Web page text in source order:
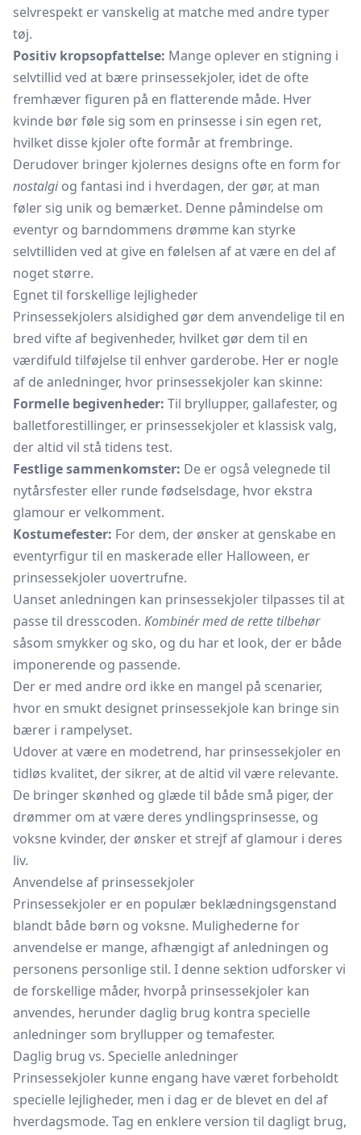
selvrespekt er vanskelig at matche med andre typer
tøj.
Positiv kropsopfattelse: Mange oplever en stigning i
selvtillid ved at bære prinsessekjoler, idet de ofte
fremhæver figuren på en flatterende måde. Hver
kvinde bør føle sig som en prinsesse i sin egen ret,
hvilket disse kjoler ofte formår at frembringe.
Derudover bringer kjolernes designs ofte en form for
nostalgiog fantasi ind i hverdagen, der gør, at man
føler sig unik og bemærket. Denne påmindelse om
eventyr og barndommens drømme kan styrke
selvtilliden ved at give en følelsen af at være en del af
noget større.
Egnet til forskellige lejligheder
Prinsessekjolers alsidighed gør dem anvendelige til en
bred vifte af begivenheder, hvilket gør dem til en
værdifuld tilføjelse til enhver garderobe. Her er nogle
af de anledninger, hvor prinsessekjoler kan skinne:
Formelle begivenheder: Til bryllupper, gallafester, og
balletforestillinger, er prinsessekjoler et klassisk valg,
der altid vil stå tidens test.
Festlige sammenkomster: De er også velegnede til
nytårsfester eller runde fødselsdage, hvor ekstra
glamour er velkomment.
Kostumefester: For dem, der ønsker at genskabe en
eventyrfigur til en maskerade eller Halloween, er
prinsessekjoler uovertrufne.
Uanset anledningen kan prinsessekjoler tilpasses til at
passe til dresscoden. Kombinér med de rette tilbehør
såsom smykker og sko, og du har et look, der er både
imponerende og passende.
Der er med andre ord ikke en mangel på scenarier,
hvor en smukt designet prinsessekjole kan bringe sin
bærer i rampelyset.
Udover at være en modetrend, har prinsessekjoler en
tidløs kvalitet, der sikrer, at de altid vil være relevante.
De bringer skønhed og glæde til både små piger, der
drømmer om at være deres yndlingsprinsesse, og
voksne kvinder, der ønsker et strejf af glamour i deres
liv.
Anvendelse af prinsessekjoler
Prinsessekjoler er en populær beklædningsgenstand
blandt både børn og voksne. Mulighederne for
anvendelse er mange, afhængigt af anledningen og
personens personlige stil. I denne sektion udforsker vi
de forskellige måder, hvorpå prinsessekjoler kan
anvendes, herunder daglig brug kontra specielle
anledninger som bryllupper og temafester.
Daglig brug vs. Specielle anledninger
Prinsessekjoler kunne engang have været forbeholdt
specielle lejligheder, men i dag er de blevet en del af
hverdagsmode. Tag en enklere version til dagligt brug,